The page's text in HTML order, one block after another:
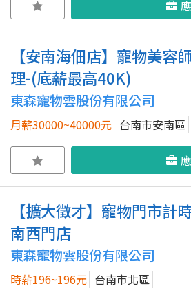
【安南海佃店】寵物美容
理-(底薪最高40K)
東森寵物雲股份有限公司
月薪30000~40000元 台南市安南區
【擴大徵才】寵物門市計
南西門店
東森寵物雲股份有限公司
時薪196~196元 台南市北區